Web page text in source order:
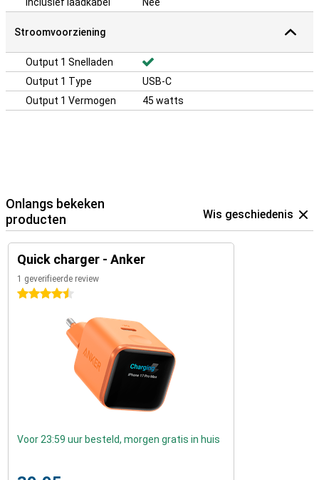
Stroomvoorziening
Output 1 Snelladen
Output 1 Type
USB-C
Output 1 Vermogen
45 watts
Onlangs bekeken
producten
Wis geschiedenis
Quick charger - Anker
1 geverifieerde review
4.5 sterren
Voor 23:59 uur besteld, morgen gratis in huis